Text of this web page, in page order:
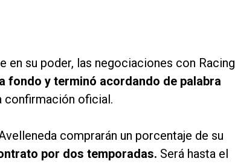
en su poder, las negociaciones con Racing
fondo y terminó acordando de palabra
confirmación oficial.
comprarán un porcentaje de su
por dos temporadas. Será hasta el